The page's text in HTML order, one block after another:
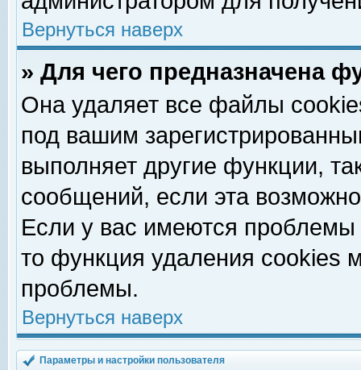
Вернуться наверх
» Для чего предназначена
Она удаляет все файлы
под вашим
выполняет другие функции,
сообщений, если эта
Если у вас имеются
то функция удаления cookies
проблемы.
Вернуться наверх
Параметры и настройки пользователя